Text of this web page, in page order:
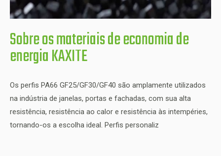
Sobre os materiais de economia de
energia KAXITE
Os perfis PA66 GF25/GF30/GF40 são amplamente utilizados
na indústria de janelas, portas e fachadas, com sua alta
resistência, resistência ao calor e resistência às intempéries,
tornando-os a escolha ideal. Perfis personaliz